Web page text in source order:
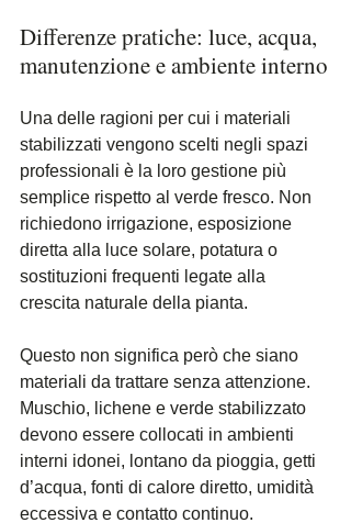
Differenze pratiche: luce, acqua,
manutenzione e ambiente interno
Una delle ragioni per cui i materiali
stabilizzati vengono scelti negli spazi
professionali è la loro gestione più
semplice rispetto al verde fresco. Non
richiedono irrigazione, esposizione
diretta alla luce solare, potatura o
sostituzioni frequenti legate alla
crescita naturale della pianta.
Questo non significa però che siano
materiali da trattare senza attenzione.
Muschio, lichene e verde stabilizzato
devono essere collocati in ambienti
interni idonei, lontano da pioggia, getti
d’acqua, fonti di calore diretto, umidità
eccessiva e contatto continuo.